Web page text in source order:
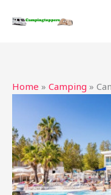
naar
Home » Camping »